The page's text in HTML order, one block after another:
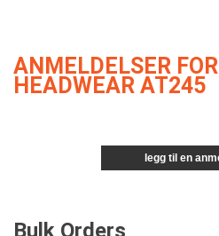
ANMELDELSER
HEADWEAR AT245
legg til en
Bulk Orders